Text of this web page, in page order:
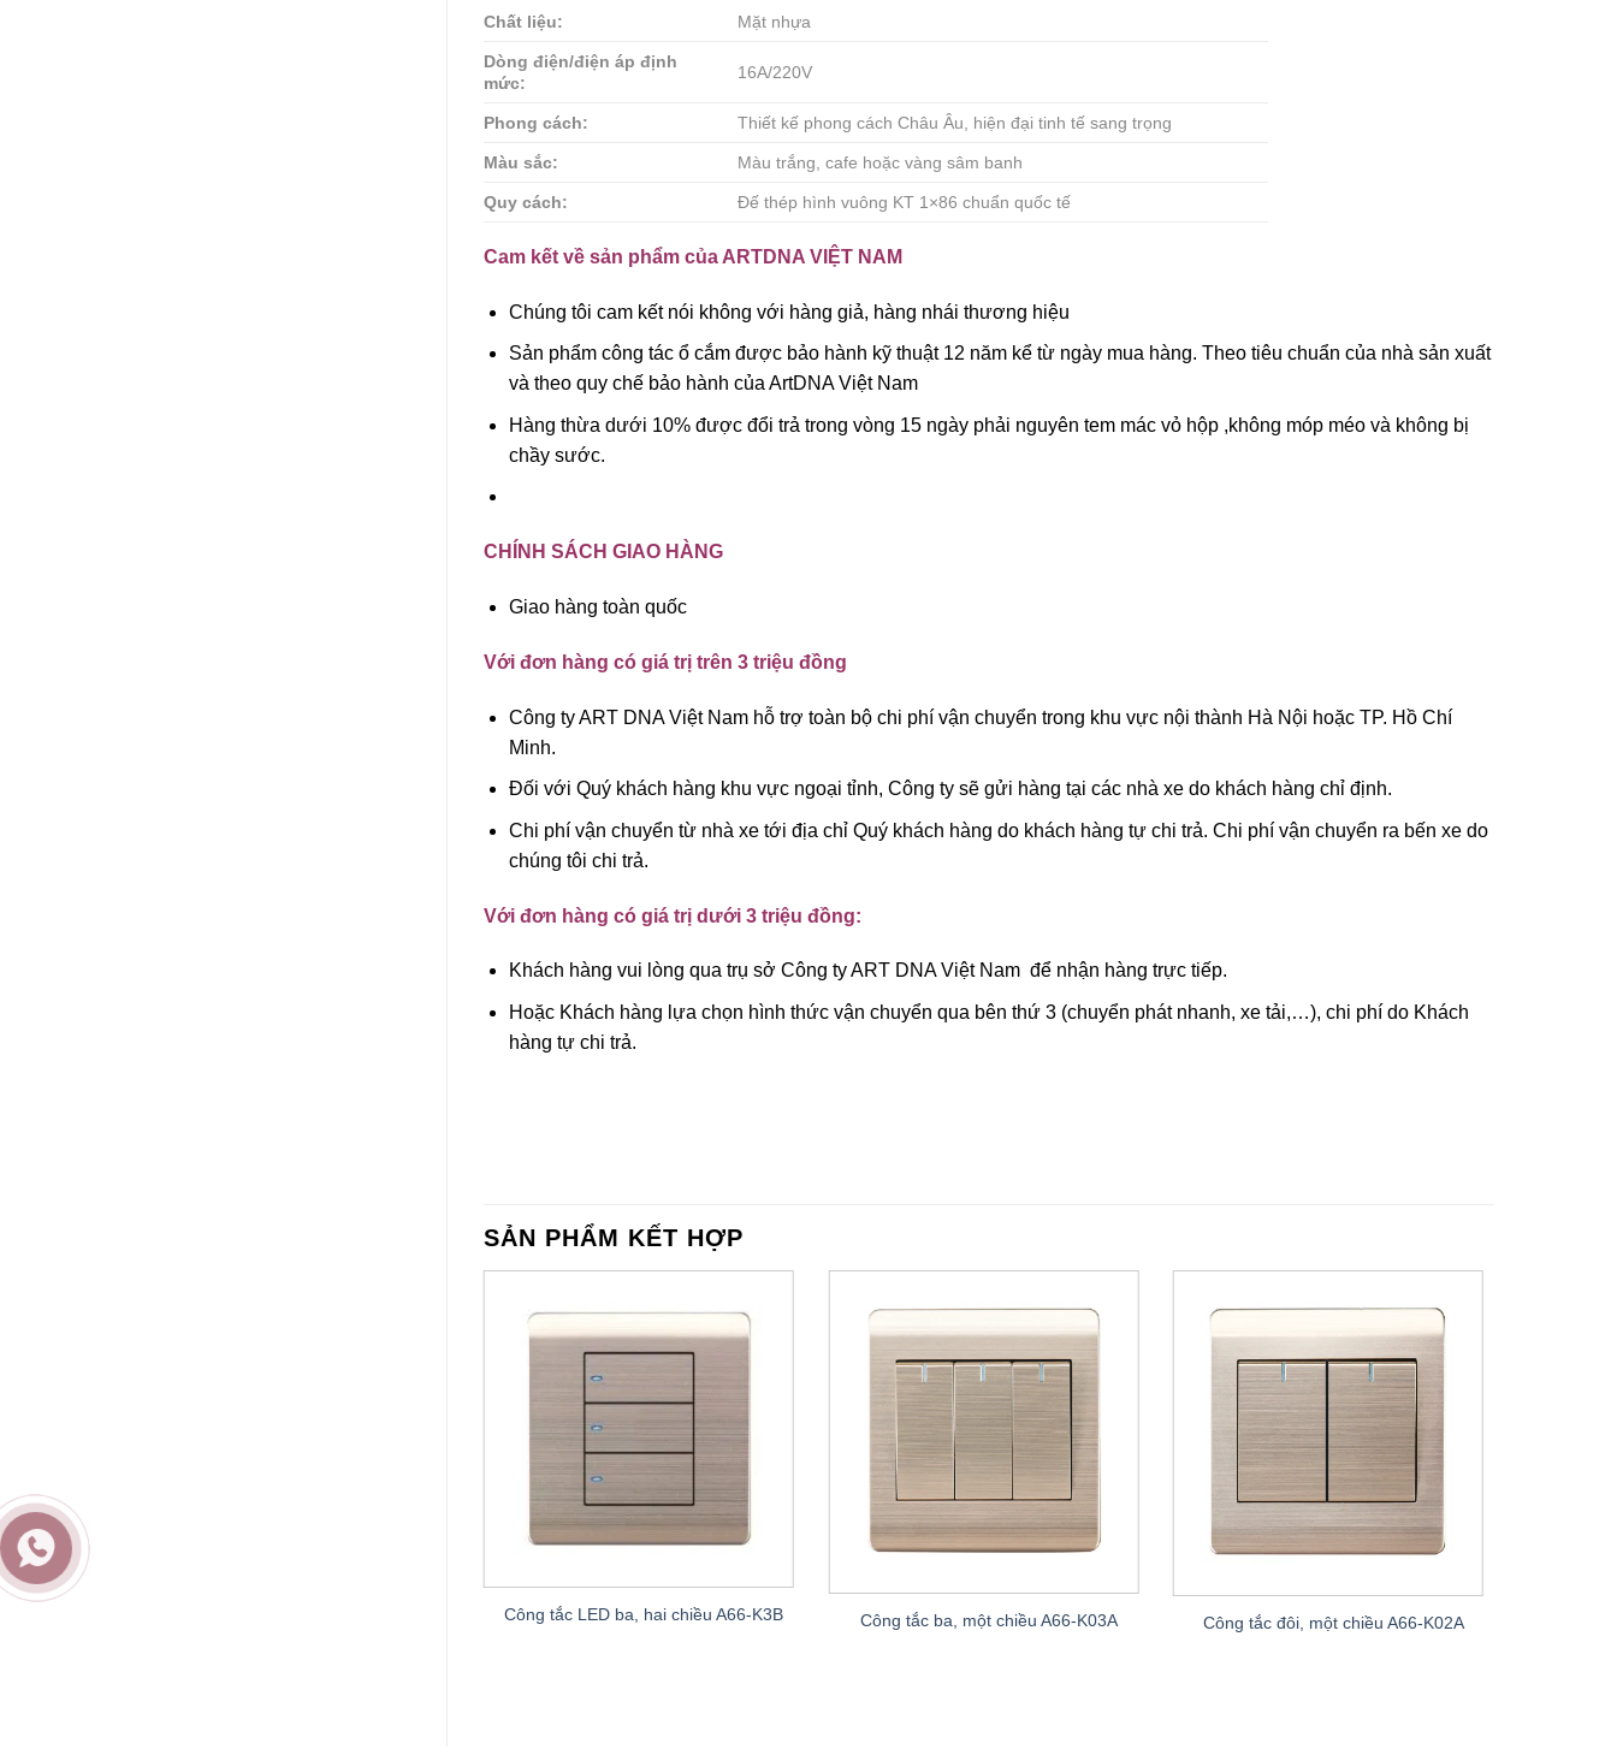
Chất liệu: Mặt nhựa
Dòng điện/điện áp định
mức:
16A/220V
Phong cách: Thiết kế phong cách Châu Âu, hiện đại tinh tế sang trọng
Màu sắc: Màu trắng, cafe hoặc vàng sâm banh
Quy cách: Đế thép hình vuông KT 1×86 chuẩn quốc tế
Cam kết về sản phẩm của ARTDNA VIỆT NAM
Chúng tôi cam kết nói không với hàng giả, hàng nhái thương hiệu
Sản phẩm công tác ổ cắm được bảo hành kỹ thuật 12 năm kể từ ngày mua hàng. Theo tiêu chuẩn của nhà sản xuất
và theo quy chế bảo hành của ArtDNA Việt Nam
Hàng thừa dưới 10% được đổi trả trong vòng 15 ngày phải nguyên tem mác vỏ hộp ,không móp méo và không bị
chầy sước.
CHÍNH SÁCH GIAO HÀNG
Giao hàng toàn quốc
Với đơn hàng có giá trị trên 3 triệu đồng
Công ty ART DNA Việt Nam hỗ trợ toàn bộ chi phí vận chuyển trong khu vực nội thành Hà Nội hoặc TP. Hồ Chí
Minh.
Đối với Quý khách hàng khu vực ngoại tỉnh, Công ty sẽ gửi hàng tại các nhà xe do khách hàng chỉ định.
Chi phí vận chuyển từ nhà xe tới địa chỉ Quý khách hàng do khách hàng tự chi trả. Chi phí vận chuyển ra bến xe do
chúng tôi chi trả.
Với đơn hàng có giá trị dưới 3 triệu đồng:
Khách hàng vui lòng qua trụ sở Công ty ART DNA Việt Nam để nhận hàng trực tiếp.
Hoặc Khách hàng lựa chọn hình thức vận chuyển qua bên thứ 3 (chuyển phát nhanh, xe tải,…), chi phí do Khách
hàng tự chi trả.
SẢN PHẨM KẾT HỢP
Công tắc LED ba, hai chiều A66-K3B Công tắc ba, một chiều A66-K03A Công tắc đôi, một chiều A66-K02A